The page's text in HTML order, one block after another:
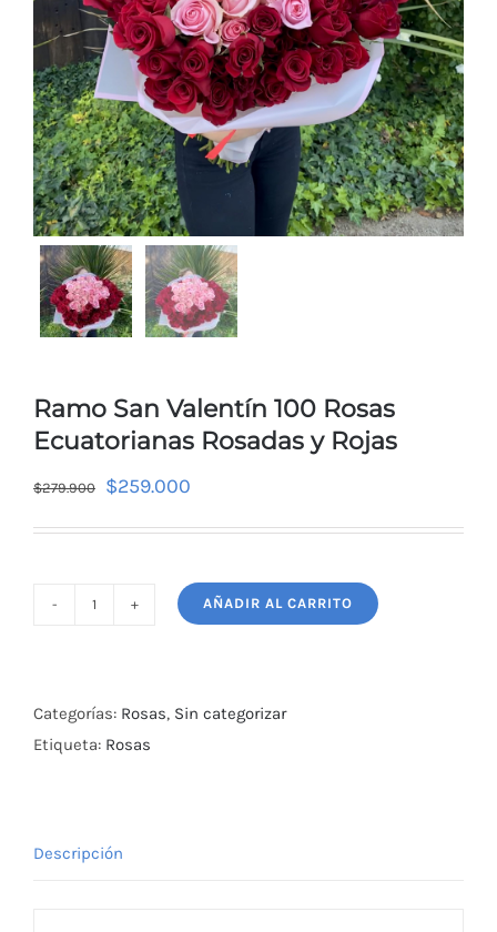
Ramo San Valentín 100 Rosas
Ecuatorianas Rosadas y Rojas
$279.900 $259.000
100
Rosas
Rojas
AÑADIR AL CARRITO
Categorías: Rosas, Sin categorizar
Etiqueta: Rosas
Descripción